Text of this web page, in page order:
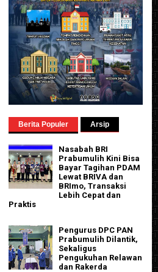
Berita Populer Arsip
Nasabah BRI
Prabumulih Kini Bisa
Bayar Tagihan PDAM
Lewat BRIVA dan
BRImo, Transaksi
Lebih Cepat dan
Praktis
Pengurus DPC PAN
Prabumulih Dilantik,
Sekaligus
Pengukuhan Relawan
dan Rakerda